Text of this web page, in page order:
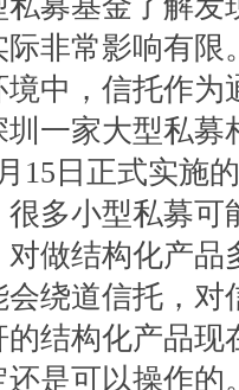
非常影响有限
中，信托作为
一家大型私募
15日正式实施
多小型私募可
做结构化产品
绕道信托，对
结构化产品现
是可以操作的